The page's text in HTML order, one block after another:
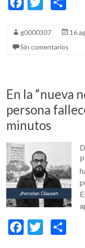
e
b
k
itt
er
m
p
r
g0000307 16
Sin comentarios
En la “nueva
persona
minutos
F
T